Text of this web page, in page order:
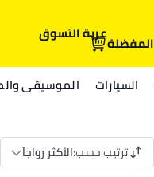
المفضلةعربة التسوق
السيارات الموسيقى
ترتيب حسب:الأكثر رواجاً